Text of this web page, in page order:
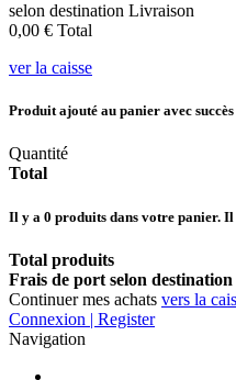
selon destination Livraison
0,00 € Total
ver la caisse
Produit ajouté au panier avec succès
Quantité
Total
Il y a 0 produits dans votre panier. Il
Total produits
Frais de port selon destination
Continuer mes achats vers la
Connexion | Register
Navigation